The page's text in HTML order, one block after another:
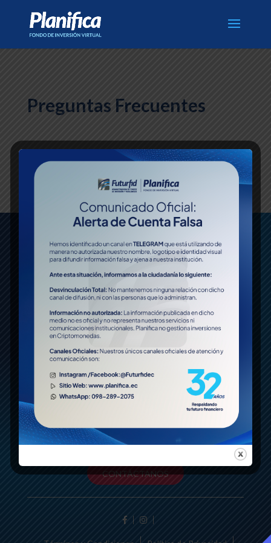
Preguntas Frecuentes
2020
¿Alguna pregunta o duda?
Estaremos encantados de ayudarte si nos dejas tu
contacto.
CONTÁCTANOS